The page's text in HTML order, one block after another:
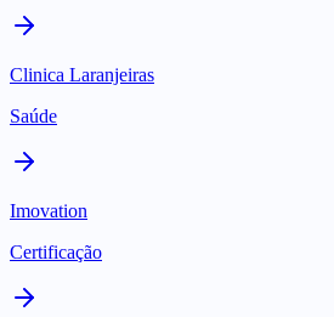
Clinica Laranjeiras
Saúde
Imovation
Certificação